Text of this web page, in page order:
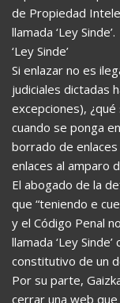
de Propiedad
llamada ‘Ley Sinde’.
‘Ley Sinde’
Si enlazar no es
judiciales dictadas
excepciones),
cuando se ponga
borrado de
enlaces al amparo
El abogado de la
que “teniendo e
y el Código Penal
llamada ‘Ley
constitutivo de un
Por su parte,
cerrar una web